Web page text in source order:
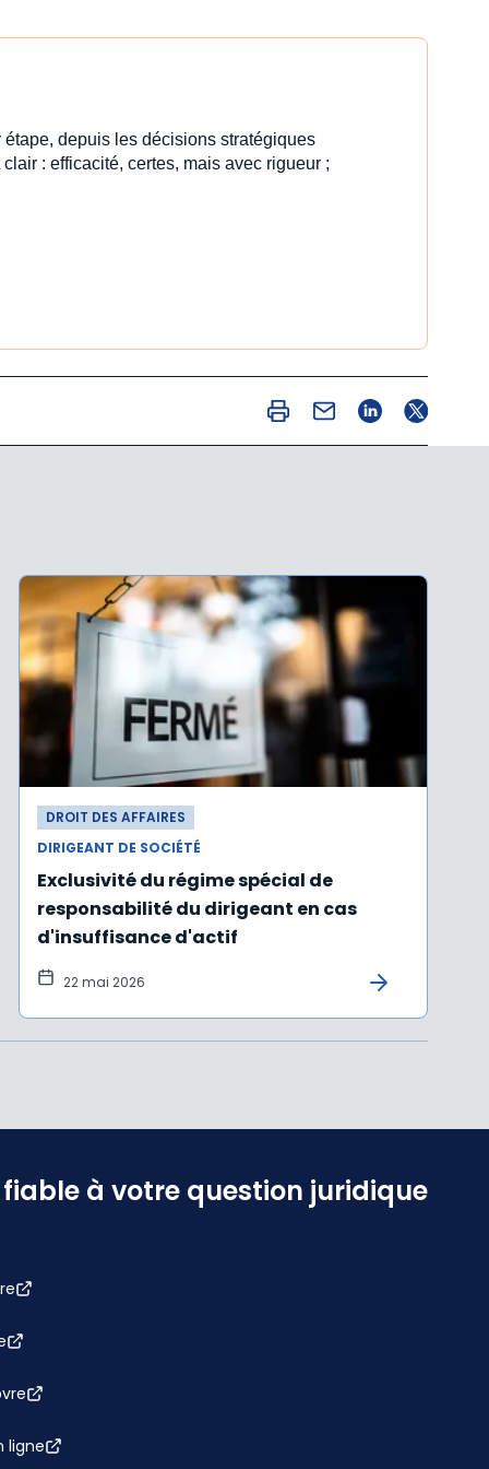
depuis les décisions stratégiques
: efficacité, certes, mais avec rigueur ;
DROIT DES AFFAIRES
DIRIGEANT DE SOCIÉTÉ
Exclusivité du régime spécial de
responsabilité du dirigeant en cas
d'insuffisance d'actif
22 mai 2026
à votre question juridique
ligne